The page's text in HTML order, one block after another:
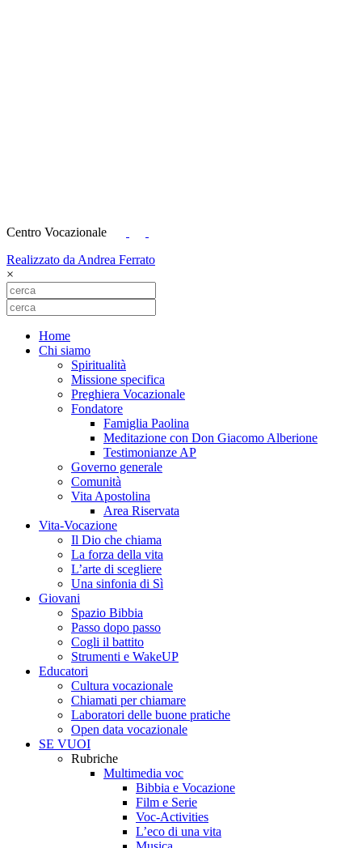
Centro Vocazionale
Realizzato da Andrea Ferrato
×
Home
Chi siamo
Spiritualità
Missione specifica
Preghiera Vocazionale
Fondatore
Famiglia Paolina
Meditazione con Don Giacomo Alberione
Testimonianze AP
Governo generale
Comunità
Vita Apostolina
Area Riservata
Vita-Vocazione
Il Dio che chiama
La forza della vita
L’arte di scegliere
Una sinfonia di Sì
Giovani
Spazio Bibbia
Passo dopo passo
Cogli il battito
Strumenti e WakeUP
Educatori
Cultura vocazionale
Chiamati per chiamare
Laboratori delle buone pratiche
Open data vocazionale
SE VUOI
Rubriche
Multimedia voc
Bibbia e Vocazione
Film e Serie
Voc-Activities
L’eco di una vita